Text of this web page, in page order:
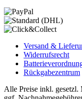
Versand &
Widerrufsrecht
Rückgabezentrum
Alle Preise inkl. gesetzl.